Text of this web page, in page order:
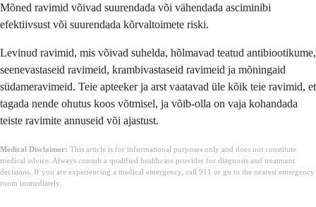
Mõned ravimid võivad suurendada või vähendada asciminibi
efektiivsust või suurendada kõrvaltoimete riski.
Levinud ravimid, mis võivad suhelda, hõlmavad teatud antibiootikume,
seenevastaseid ravimeid, krambivastaseid ravimeid ja mõningaid
südameravimeid. Teie apteeker ja arst vaatavad üle kõik teie ravimid, et
tagada nende ohutus koos võtmisel, ja võib-olla on vaja kohandada
teiste ravimite annuseid või ajastust.
Medical Disclaimer: This article is for informational purposes only and does not constitute
medical advice. Always consult a qualified healthcare provider for diagnosis and treatment
decisions. If you are experiencing a medical emergency, call 911 or go to the nearest emergency
room immediately.